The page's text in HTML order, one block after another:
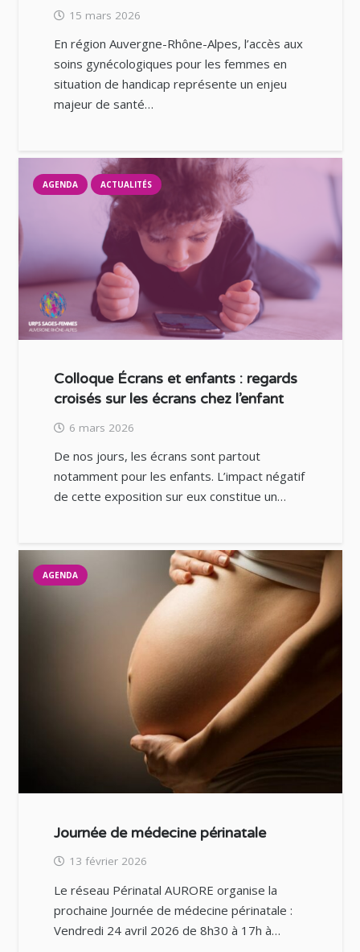
15 mars 2026
En région Auvergne-Rhône-Alpes, l’accès aux
soins gynécologiques pour les femmes en
situation de handicap représente un enjeu
majeur de santé…
AGENDA ACTUALITÉS
Colloque Écrans et enfants : regards
croisés sur les écrans chez l’enfant
6 mars 2026
De nos jours, les écrans sont partout
notamment pour les enfants. L’impact négatif
de cette exposition sur eux constitue un…
AGENDA
Journée de médecine périnatale
13 février 2026
Le réseau Périnatal AURORE organise la
prochaine Journée de médecine périnatale :
Vendredi 24 avril 2026 de 8h30 à 17h à…